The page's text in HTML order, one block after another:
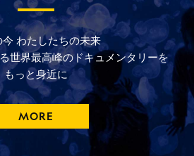
今 わたしたちの未来
世界最高峰のドキュメンタリーを
もっと身近に
MORE